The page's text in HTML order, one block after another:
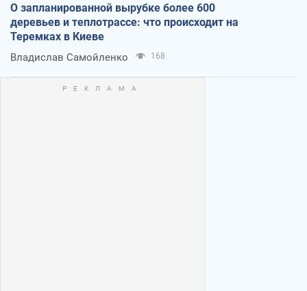
О запланированной вырубке более 600
деревьев и теплотрассе: что происходит на
Теремках в Киеве
Владислав Самойленко 168